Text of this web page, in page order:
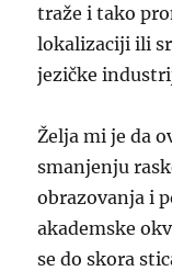
traže i tako
lokalizaciji ili
jezičke
Želja mi je da
smanjenju
obrazovanja i
akademske
se do skora